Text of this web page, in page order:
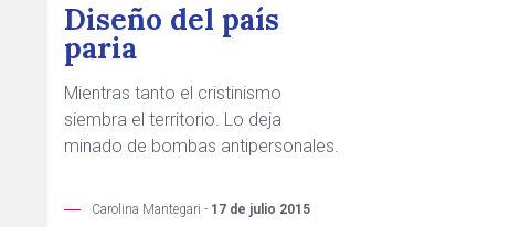
Diseño del país
paria
Mientras tanto el cristinismo
siembra el territorio. Lo deja
minado de bombas antipersonales.
Carolina Mantegari - 17 de julio 2015